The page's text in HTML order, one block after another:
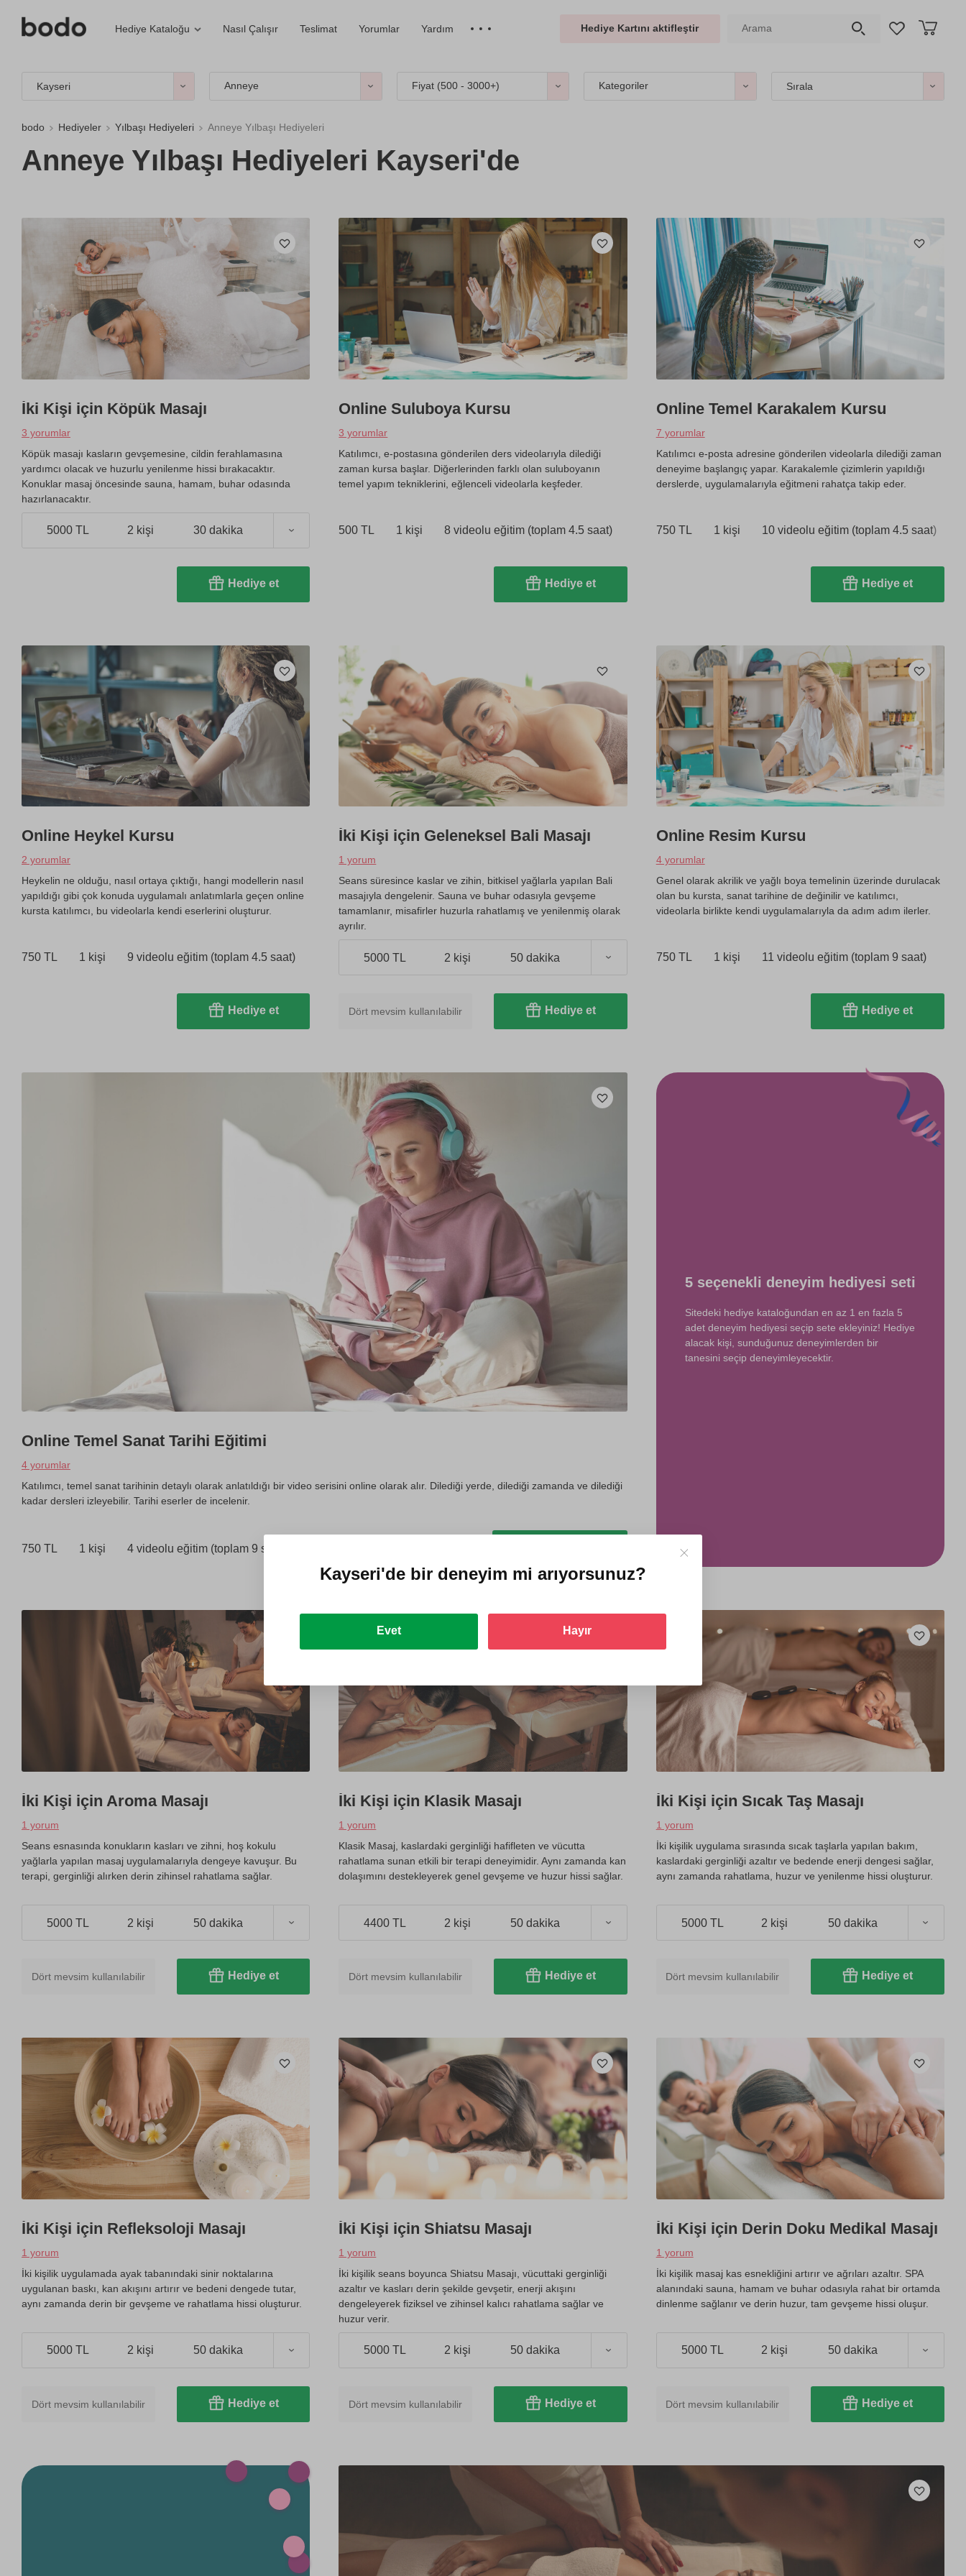
Hediye Kataloğu Nasıl Çalışır Teslimat Yorumlar Yardım Hediye Kartını aktifleştir
Kayseri Anneye Fiyat (500 - 3000+) Kategoriler Sırala
bodo Hediyeler Yılbaşı Hediyeleri Anneye Yılbaşı Hediyeleri
Anneye Yılbaşı Hediyeleri Kayseri'de
İki Kişi için Köpük Masajı
3 yorumlar
Köpük masajı kasların gevşemesine, cildin ferahlamasına
yardımcı olacak ve huzurlu yenilenme hissi bırakacaktır.
Konuklar masaj öncesinde sauna, hamam, buhar odasında
hazırlanacaktır.
5000 TL 2 kişi 30 dakika
Hediye et
Online Suluboya Kursu
3 yorumlar
Katılımcı, e-postasına gönderilen ders videolarıyla dilediği
zaman kursa başlar. Diğerlerinden farklı olan suluboyanın
temel yapım tekniklerini, eğlenceli videolarla keşfeder.
500 TL 1 kişi 8 videolu eğitim (toplam 4.5 saat)
Hediye et
Online Temel Karakalem Kursu
7 yorumlar
Katılımcı e-posta adresine gönderilen videolarla dilediği zaman
deneyime başlangıç yapar. Karakalemle çizimlerin yapıldığı
derslerde, uygulamalarıyla eğitmeni rahatça takip eder.
750 TL 1 kişi 10 videolu eğitim (toplam 4.5 saat)
Hediye et
Online Heykel Kursu
2 yorumlar
Heykelin ne olduğu, nasıl ortaya çıktığı, hangi modellerin nasıl
yapıldığı gibi çok konuda uygulamalı anlatımlarla geçen online
kursta katılımcı, bu videolarla kendi eserlerini oluşturur.
750 TL 1 kişi 9 videolu eğitim (toplam 4.5 saat)
Hediye et
İki Kişi için Geleneksel Bali Masajı
1 yorum
Seans süresince kaslar ve zihin, bitkisel yağlarla yapılan Bali
masajıyla dengelenir. Sauna ve buhar odasıyla gevşeme
tamamlanır, misafirler huzurla rahatlamış ve yenilenmiş olarak
ayrılır.
5000 TL 2 kişi 50 dakika
Dört mevsim kullanılabilir Hediye et
Online Resim Kursu
4 yorumlar
Genel olarak akrilik ve yağlı boya temelinin üzerinde durulacak
olan bu kursta, sanat tarihine de değinilir ve katılımcı,
videolarla birlikte kendi uygulamalarıyla da adım adım ilerler.
750 TL 1 kişi 11 videolu eğitim (toplam 9 saat)
Hediye et
Online Temel Sanat Tarihi Eğitimi
4 yorumlar
Katılımcı, temel sanat tarihinin detaylı olarak anlatıldığı bir video serisini online olarak alır. Dilediği yerde, dilediği zamanda ve dilediği
kadar dersleri izleyebilir. Tarihi eserler de incelenir.
750 TL 1 kişi 4 videolu eğitim (toplam 9 saat)
5 seçenekli deneyim hediyesi seti
Sitedeki hediye kataloğundan en az 1 en fazla 5
adet deneyim hediyesi seçip sete ekleyiniz! Hediye
alacak kişi, sunduğunuz deneyimlerden bir
tanesini seçip deneyimleyecektir.
İki Kişi için Aroma Masajı
1 yorum
Seans esnasında konukların kasları ve zihni, hoş kokulu
yağlarla yapılan masaj uygulamalarıyla dengeye kavuşur. Bu
terapi, gerginliği alırken derin zihinsel rahatlama sağlar.
5000 TL 2 kişi 50 dakika
Dört mevsim kullanılabilir Hediye et
İki Kişi için Klasik Masajı
1 yorum
Klasik Masaj, kaslardaki gerginliği hafifleten ve vücutta
rahatlama sunan etkili bir terapi deneyimidir. Aynı zamanda kan
dolaşımını destekleyerek genel gevşeme ve huzur hissi sağlar.
4400 TL 2 kişi 50 dakika
Dört mevsim kullanılabilir Hediye et
İki Kişi için Sıcak Taş Masajı
1 yorum
İki kişilik uygulama sırasında sıcak taşlarla yapılan bakım,
kaslardaki gerginliği azaltır ve bedende enerji dengesi sağlar,
aynı zamanda rahatlama, huzur ve yenilenme hissi oluşturur.
5000 TL 2 kişi 50 dakika
Dört mevsim kullanılabilir Hediye et
İki Kişi için Refleksoloji Masajı
1 yorum
İki kişilik uygulamada ayak tabanındaki sinir noktalarına
uygulanan baskı, kan akışını artırır ve bedeni dengede tutar,
aynı zamanda derin bir gevşeme ve rahatlama hissi oluşturur.
5000 TL 2 kişi 50 dakika
Dört mevsim kullanılabilir Hediye et
İki Kişi için Shiatsu Masajı
1 yorum
İki kişilik seans boyunca Shiatsu Masajı, vücuttaki gerginliği
azaltır ve kasları derin şekilde gevşetir, enerji akışını
dengeleyerek fiziksel ve zihinsel kalıcı rahatlama sağlar ve
huzur verir.
5000 TL 2 kişi 50 dakika
Dört mevsim kullanılabilir Hediye et
İki Kişi için Derin Doku Medikal Masajı
1 yorum
İki kişilik masaj kas esnekliğini artırır ve ağrıları azaltır. SPA
alanındaki sauna, hamam ve buhar odasıyla rahat bir ortamda
dinlenme sağlanır ve derin huzur, tam gevşeme hissi oluşur.
5000 TL 2 kişi 50 dakika
Dört mevsim kullanılabilir Hediye et
Kayseri'de bir deneyim mi arıyorsunuz?
Evet Hayır